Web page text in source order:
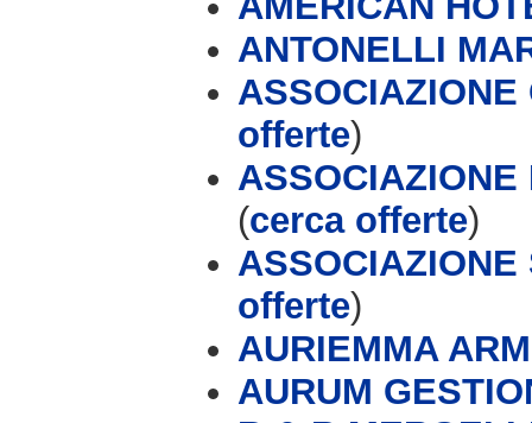
ANTONELLI
ASSOCIAZIONE
offerte)
ASSOCIAZIONE
(cerca offerte)
offerte)
AURIEMMA
AURUM